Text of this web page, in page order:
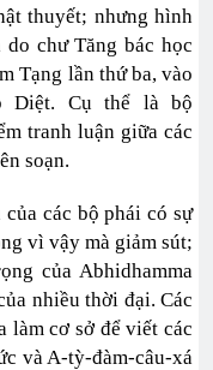
thuyết; nhưng hình
chư Tăng bác học
Tạng lần thứ ba, vào
Diệt. Cụ thể là bộ
tranh luận giữa các
soạn.
các bộ phái có sự
vì vậy mà giảm sút;
của Abhidhamma
nhiều thời đại. Các
làm cơ sở để viết các
và A-tỳ-đàm-câu-xá